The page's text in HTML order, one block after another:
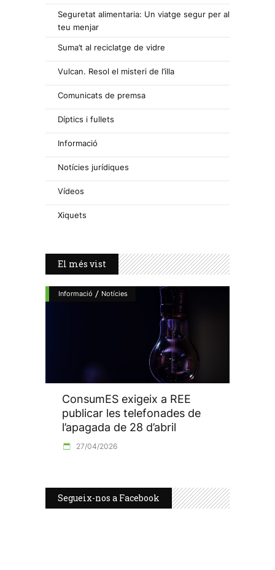
Seguretat alimentaria: Un viatge segur per al
teu menjar
Suma’t al reciclatge de vidre
Vulcan. Resol el misteri de l’illa
Comunicats de premsa
Díptics i fullets
Informació
Notícies jurídiques
Vídeos
Xiquets
El més vist
Informació / Notícies
ConsumES exigeix a REE
publicar les telefonades de
l’apagada de 28 d’abril
27/04/2026
Segueix-nos a Facebook